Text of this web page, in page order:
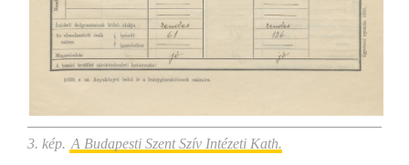
3. kép. A Budapesti Szent Szív Intézeti Kath.